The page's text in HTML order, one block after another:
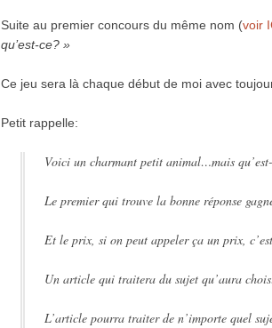
Suite au premier concours du même nom (voir
qu’est-ce? »
Ce jeu sera là chaque début de moi avec
Petit rappelle:
Voici un charmant petit animal…mais qu’est-
Le premier qui trouve la bonne réponse
Et le prix, si on peut appeler ça un prix,
Un article qui traitera du sujet qu’aura
L’article pourra traiter de n’importe quel